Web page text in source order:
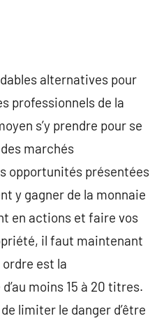
alternatives pour
professionnels de la
s’y prendre pour se
marchés
opportunités présentées
y gagner de la monnaie
en actions et faire vos
il faut maintenant
est la
moins 15 à 20 titres.
limiter le danger d’être